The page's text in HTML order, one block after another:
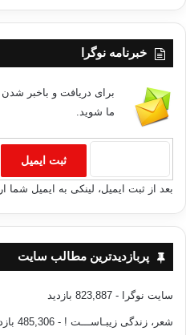
خبرنامه نوگرا
برای دریافت و باخبر
ما شوید.
بعد از ثبت ایمیل، لینکی به ایمیل شما
پربازدیدترین مطالب سایت
سایت نوگرا - 823,887 بازدید
شعر، زندگی زیبـاســـت ! - 485,306 بازدید